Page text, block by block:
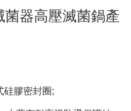
器高壓滅菌鍋產
硅膠密封圈;